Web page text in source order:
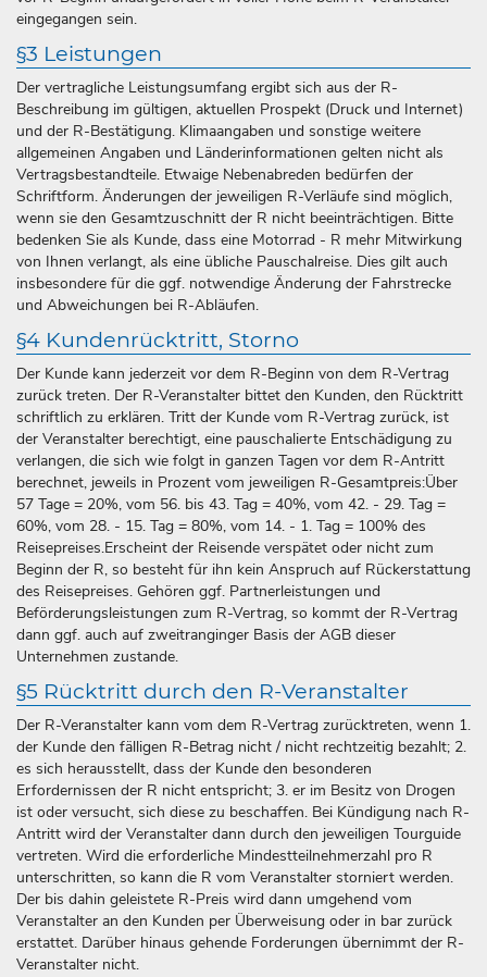
eingegangen sein.
§3 Leistungen
Der vertragliche Leistungsumfang ergibt sich aus der R-
Beschreibung im gültigen, aktuellen Prospekt (Druck und Internet)
und der R-Bestätigung. Klimaangaben und sonstige weitere
allgemeinen Angaben und Länderinformationen gelten nicht als
Vertragsbestandteile. Etwaige Nebenabreden bedürfen der
Schriftform. Änderungen der jeweiligen R-Verläufe sind möglich,
wenn sie den Gesamtzuschnitt der R nicht beeinträchtigen. Bitte
bedenken Sie als Kunde, dass eine Motorrad - R mehr Mitwirkung
von Ihnen verlangt, als eine übliche Pauschalreise. Dies gilt auch
insbesondere für die ggf. notwendige Änderung der Fahrstrecke
und Abweichungen bei R-Abläufen.
§4 Kundenrücktritt, Storno
Der Kunde kann jederzeit vor dem R-Beginn von dem R-Vertrag
zurück treten. Der R-Veranstalter bittet den Kunden, den Rücktritt
schriftlich zu erklären. Tritt der Kunde vom R-Vertrag zurück, ist
der Veranstalter berechtigt, eine pauschalierte Entschädigung zu
verlangen, die sich wie folgt in ganzen Tagen vor dem R-Antritt
berechnet, jeweils in Prozent vom jeweiligen R-Gesamtpreis:Über
57 Tage = 20%, vom 56. bis 43. Tag = 40%, vom 42. - 29. Tag =
60%, vom 28. - 15. Tag = 80%, vom 14. - 1. Tag = 100% des
Reisepreises.Erscheint der Reisende verspätet oder nicht zum
Beginn der R, so besteht für ihn kein Anspruch auf Rückerstattung
des Reisepreises. Gehören ggf. Partnerleistungen und
Beförderungsleistungen zum R-Vertrag, so kommt der R-Vertrag
dann ggf. auch auf zweitranginger Basis der AGB dieser
Unternehmen zustande.
§5 Rücktritt durch den R-Veranstalter
Der R-Veranstalter kann vom dem R-Vertrag zurücktreten, wenn 1.
der Kunde den fälligen R-Betrag nicht / nicht rechtzeitig bezahlt; 2.
es sich herausstellt, dass der Kunde den besonderen
Erfordernissen der R nicht entspricht; 3. er im Besitz von Drogen
ist oder versucht, sich diese zu beschaffen. Bei Kündigung nach R-
Antritt wird der Veranstalter dann durch den jeweiligen Tourguide
vertreten. Wird die erforderliche Mindestteilnehmerzahl pro R
unterschritten, so kann die R vom Veranstalter storniert werden.
Der bis dahin geleistete R-Preis wird dann umgehend vom
Veranstalter an den Kunden per Überweisung oder in bar zurück
erstattet. Darüber hinaus gehende Forderungen übernimmt der R-
Veranstalter nicht.